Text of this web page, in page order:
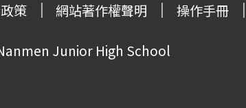
策 網站著作權聲明 操作手冊
Junior High School